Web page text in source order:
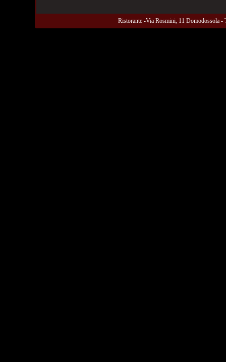
Ristorante -Via Rosmini, 11 Domodossola